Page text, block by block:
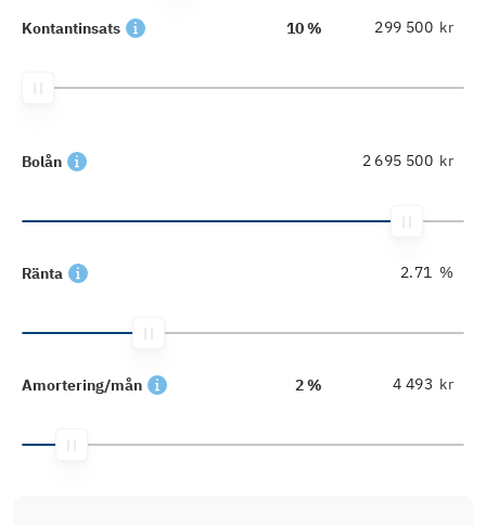
Kontantinsats 10 % kr
Bolån kr
Ränta %
Amortering/mån 2 % kr